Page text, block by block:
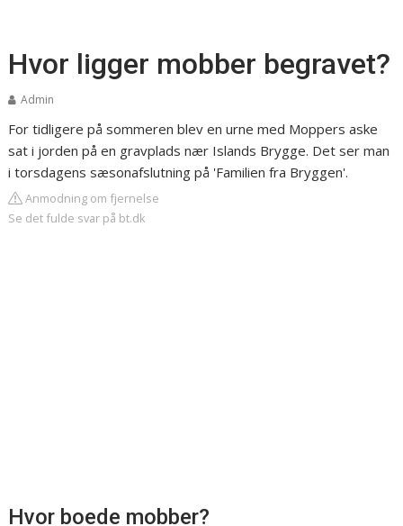
Hvor ligger mobber begravet?
Admin
For tidligere på sommeren blev en urne med Moppers aske
sat i jorden på en gravplads nær Islands Brygge. Det ser man
i torsdagens sæsonafslutning på 'Familien fra Bryggen'.
Anmodning om fjernelse
Se det fulde svar på bt.dk
Hvor boede mobber?